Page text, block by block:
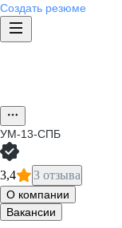
Создать резюме
УМ-13-СПБ
3,4 3 отзыва
О компании
Вакансии